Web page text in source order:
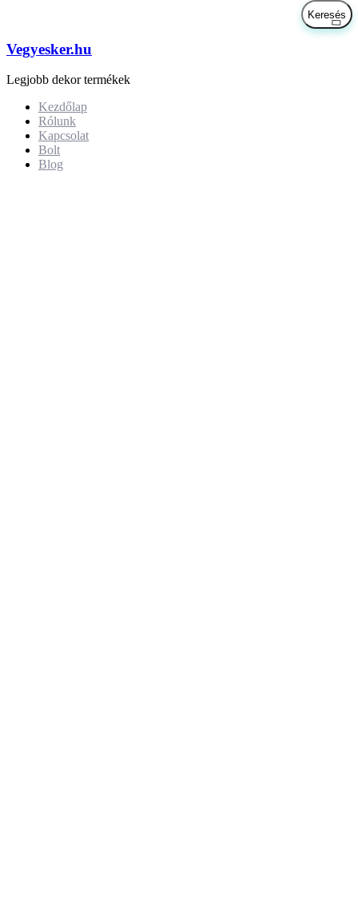
Vegyesker.hu
Legjobb dekor termékek
Kezdőlap
Rólunk
Kapcsolat
Bolt
Blog